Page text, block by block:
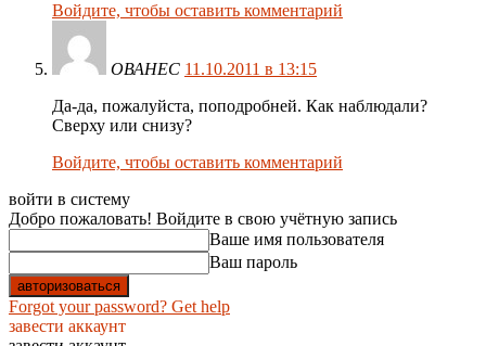
Войдите, чтобы оставить комментарий
ОВАНЕС 11.10.2011 в 13:15
Да-да, пожалуйста, поподробней. Как наблюдали?
Сверху или снизу?
Войдите, чтобы оставить комментарий
войти в систему
Добро пожаловать! Войдите в свою учётную запись
Ваше имя пользователя
Ваш пароль
Forgot your password? Get help
завести аккаунт